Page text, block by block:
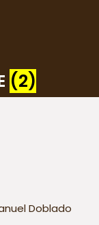
(2)
Doblado